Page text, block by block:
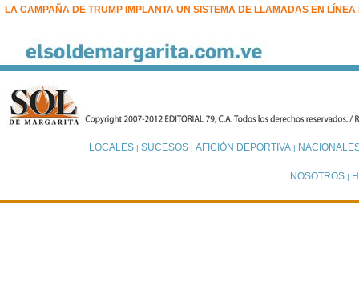
LA CAMPAÑA DE TRUMP IMPLANTA UN SISTEMA DE LLAMADAS EN LÍNEA
LOCALES| SUCESOS| AFICIÓN DEPORTIVA|
NOSOTROS |